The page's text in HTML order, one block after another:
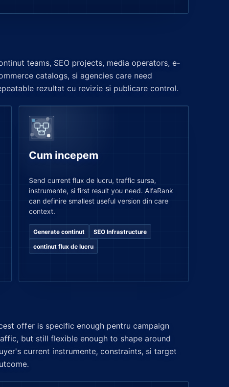
teams, SEO projects, media operators, e-
catalogs, si agencies care need
rezultat cu revizie si publicare control.
Cum incepem
Send current flux de lucru, traffic sursa,
instrumente, si first result you need. AlfaRank
can definire smallest useful version din care
context.
Generate continut
SEO Infrastructure
continut flux de lucru
offer is specific enough pentru campaign
but still flexible enough to shape around
current instrumente, constraints, si target